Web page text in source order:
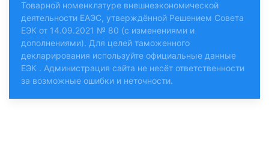
Товарной номенклатуре внешнеэкономической
деятельности ЕАЭС, утверждённой Решением Совета
ЕЭК от 14.09.2021 № 80 (с изменениями и
дополнениями). Для целей таможенного
декларирования используйте официальные данные
ЕЭК . Администрация сайта не несёт ответственности
за возможные ошибки и неточности.